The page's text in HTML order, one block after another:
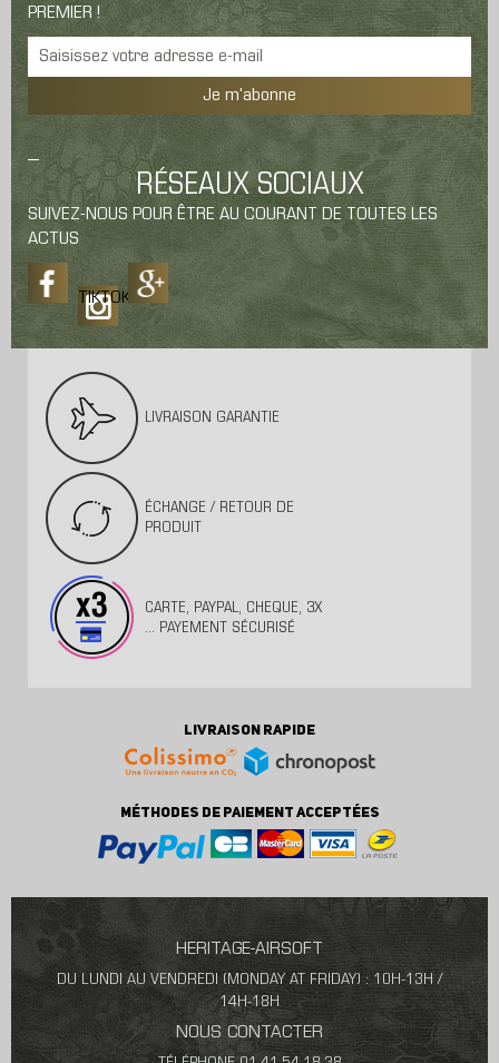
PREMIER !
Je m'abonne
RÉSEAUX SOCIAUX
SUIVEZ-NOUS POUR ÊTRE AU COURANT DE TOUTES LES
ACTUS
TIKTOK
LIVRAISON GARANTIE
ÉCHANGE / RETOUR DE
PRODUIT
CARTE, PAYPAL, CHEQUE, 3X
... PAYEMENT SÉCURISÉ
LIVRAISON RAPIDE
MÉTHODES DE PAIEMENT ACCEPTÉES
HERITAGE-AIRSOFT
DU LUNDI AU VENDREDI (MONDAY AT FRIDAY) : 10H-13H /
14H-18H
NOUS CONTACTER